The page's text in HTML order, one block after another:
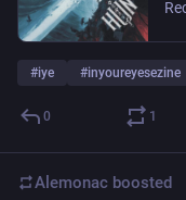
#iye #inyoureyesezine
0 1
Alemonac boosted